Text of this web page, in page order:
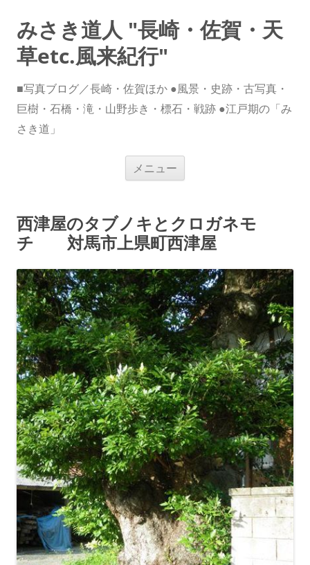
みさき道人 "長崎・佐賀・天
草etc.風来紀行"
■写真ブログ／長崎・佐賀ほか ●風景・史跡・古写真・
巨樹・石橋・滝・山野歩き・標石・戦跡 ●江戸期の「み
さき道」
メニュー
ス
キ
ッ
プ
西津屋のタブノキとクロガネモ
チ 対馬市上県町西津屋